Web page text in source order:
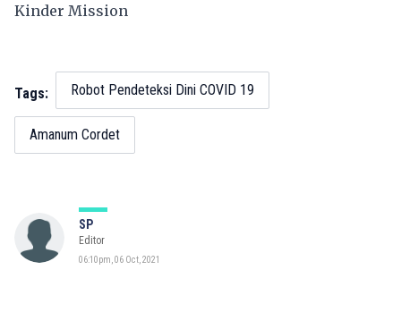
Kinder Mission
Tags: Robot Pendeteksi Dini COVID 19
Amanum Cordet
SP
Editor
06:10pm, 06 Oct, 2021